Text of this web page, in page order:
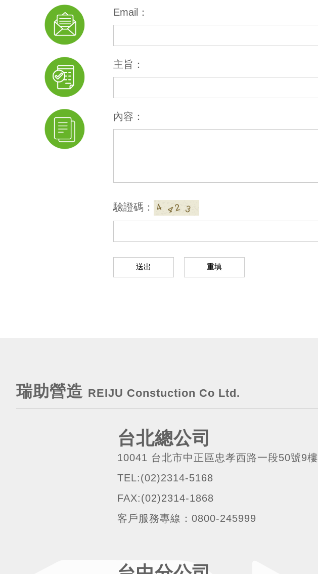
Email：
主旨：
內容：
驗證碼：
瑞助營造 REIJU Constuction Co Ltd.
台北總公司
10041 台北市中正區忠孝西路一段50號9樓
TEL:(02)2314-5168
FAX:(02)2314-1868
客戶服務專線：0800-245999